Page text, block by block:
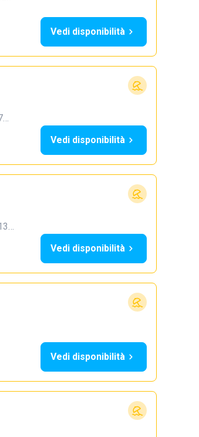
Vedi disponibilità
Vedi disponibilità
Vedi disponibilità
Vedi disponibilità